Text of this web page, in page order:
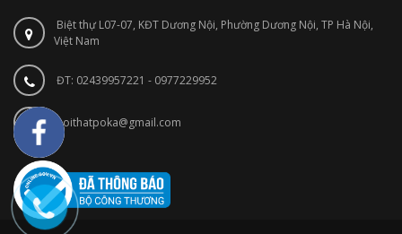
Biệt thự L07-07, KĐT Dương Nội, Phường Dương Nội, TP Hà Nội,
Việt Nam
ĐT: 02439957221 - 0977229952
noithatpoka@gmail.com